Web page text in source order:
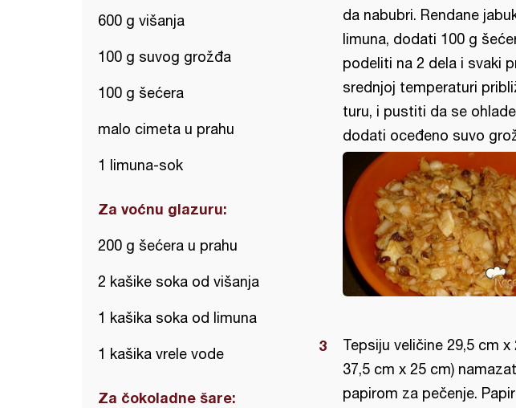
600 g višanja
100 g suvog grožđa
100 g šećera
malo cimeta u prahu
1 limuna-sok
Za voćnu glazuru:
200 g šećera u prahu
2 kašike soka od višanja
1 kašika soka od limuna
1 kašika vrele vode
Za čokoladne šare:
da nabubri. Rendane
limuna, dodati 100 g
podeliti na 2 dela i svaki
srednjoj temperaturi
turu, i pustiti da se
dodati oceđeno suvo
Tepsiju veličine 29,5 cm
37,5 cm x 25 cm)
papirom za pečenje.